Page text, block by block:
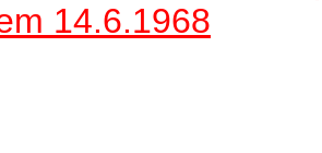
14.6.1968